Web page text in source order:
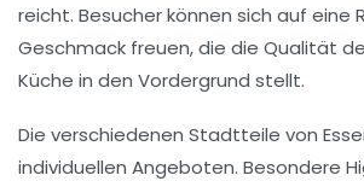
reicht. Besucher können sich auf eine
Geschmack freuen, die die Qualität
Küche in den Vordergrund stellt.
Die verschiedenen Stadtteile von
individuellen Angeboten. Besondere